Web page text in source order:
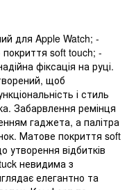
для Apple Watch; -
soft touch; -
фіксація на руці.
щоб
і стиль
Забарвлення ремінця
гаджета, а палітра
Матове покриття soft
утворення відбитків
невидима з
елегантно та